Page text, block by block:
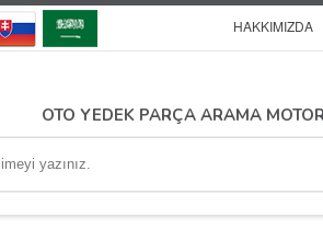
HAKKIMIZDA
OTO YEDEK PARÇA ARAMA